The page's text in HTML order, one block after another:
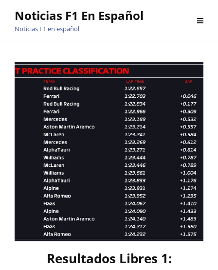
Noticias F1 En Español
Noticias F1 en español
Resultados Libres 1: